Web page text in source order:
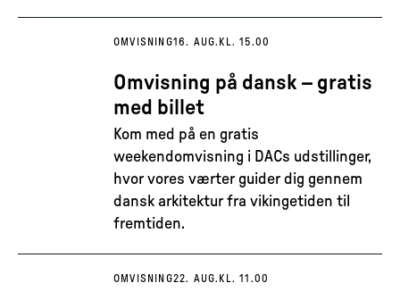
OMVISNING16. AUG. KL. 15.00
Omvisning på dansk – gratis
med billet
Kom med på en gratis
weekendomvisning i DACs udstillinger,
hvor vores værter guider dig gennem
dansk arkitektur fra vikingetiden til
fremtiden.
OMVISNING22. AUG. KL. 11.00